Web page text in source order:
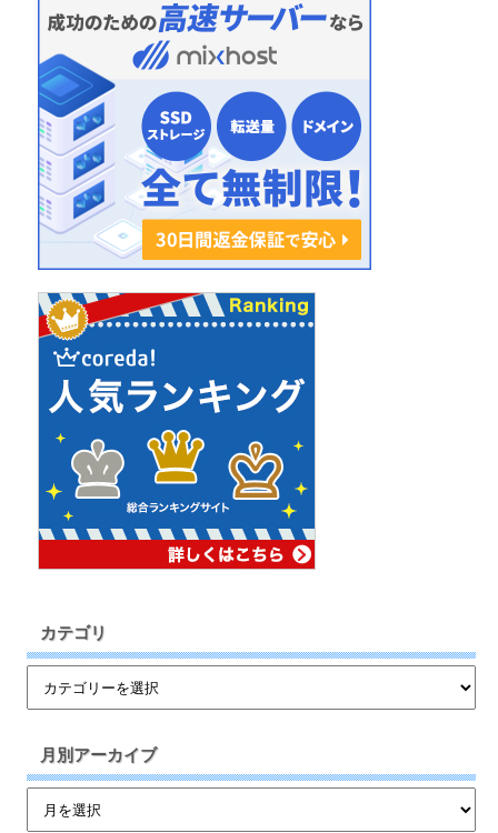
カテゴリ
月別アーカイブ